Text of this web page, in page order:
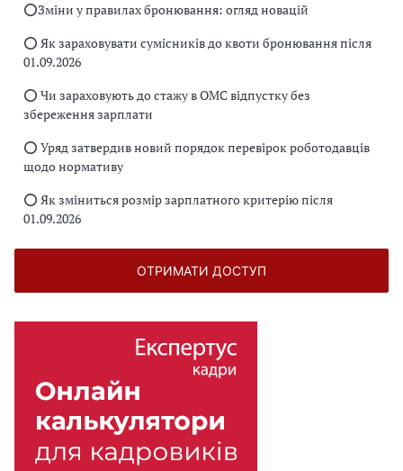
⭕️Зміни у правилах бронювання: огляд новацій
⭕️ Як зараховувати сумісників до квоти бронювання після
01.09.2026
⭕️ Чи зараховують до стажу в ОМС відпустку без
збереження зарплати
⭕️ Уряд затвердив новий порядок перевірок роботодавців
щодо нормативу
⭕️ Як зміниться розмір зарплатного критерію після
01.09.2026
ОТРИМАТИ ДОСТУП